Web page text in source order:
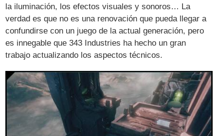
la iluminación, los efectos visuales y sonoros… La
verdad es que no es una renovación que pueda llegar a
confundirse con un juego de la actual generación, pero
es innegable que 343 Industries ha hecho un gran
trabajo actualizando los aspectos técnicos.